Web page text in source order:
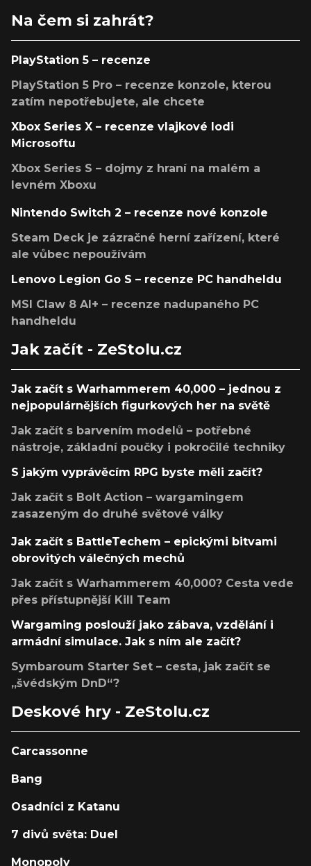
Na čem si zahrát?
PlayStation 5 – recenze
PlayStation 5 Pro – recenze konzole, kterou
zatím nepotřebujete, ale chcete
Xbox Series X – recenze vlajkové lodi
Microsoftu
Xbox Series S – dojmy z hraní na malém a
levném Xboxu
Nintendo Switch 2 – recenze nové konzole
Steam Deck je zázračné herní zařízení, které
ale vůbec nepoužívám
Lenovo Legion Go S – recenze PC handheldu
MSI Claw 8 AI+ – recenze nadupaného PC
handheldu
Jak začít - ZeStolu.cz
Jak začít s Warhammerem 40,000 – jednou z
nejpopulárnějších figurkových her na světě
Jak začít s barvením modelů – potřebné
nástroje, základní poučky i pokročilé techniky
S jakým vyprávěcím RPG byste měli začít?
Jak začít s Bolt Action – wargamingem
zasazeným do druhé světové války
Jak začít s BattleTechem – epickými bitvami
obrovitých válečných mechů
Jak začít s Warhammerem 40,000? Cesta vede
přes přístupnější Kill Team
Wargaming poslouží jako zábava, vzdělání i
armádní simulace. Jak s ním ale začít?
Symbaroum Starter Set – cesta, jak začít se
„švédským DnD“?
Deskové hry - ZeStolu.cz
Carcassonne
Bang
Osadníci z Katanu
7 divů světa: Duel
Monopoly